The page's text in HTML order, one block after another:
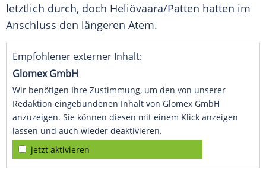
letztlich durch, doch Heliövaara/Patten hatten im
Anschluss den längeren Atem.
Empfohlener externer Inhalt:
Glomex GmbH
Wir benötigen Ihre Zustimmung, um den von unserer
Redaktion eingebundenen Inhalt von Glomex GmbH
anzuzeigen. Sie können diesen mit einem Klick anzeigen
lassen und auch wieder deaktivieren.
jetzt aktivieren